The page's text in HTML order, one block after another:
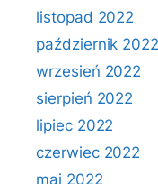
listopad 2022
październik 2022
wrzesień 2022
sierpień 2022
lipiec 2022
czerwiec 2022
maj 2022